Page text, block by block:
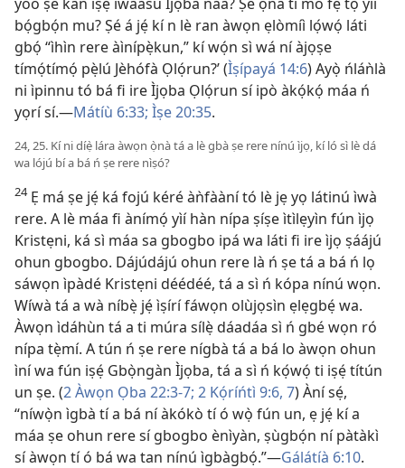
bọ́gbọ́n mu? Ṣé á jẹ́ kí n lè ran àwọn ẹlòmíì lọ́wọ́ láti
gbọ́ “ìhìn rere àìnípẹ̀kun,” kí wọ́n sì wá ní àjọṣe
tímọ́tímọ́ pẹ̀lú Jèhófà Ọlọ́run?’ (Ìṣípayá 14:6) Ayọ̀ ńláǹlà
ni ìpinnu tó bá fi ire Ìjọba Ọlọ́run sí ipò àkọ́kọ́ máa ń
yọrí sí.—Mátíù 6:33; Ìṣe 20:35.
24, 25. Kí ni díẹ̀ lára àwọn ọ̀nà tá a lè gbà ṣe rere nínú ìjọ, kí ló sì lè dá
wa lójú bí a bá ń ṣe rere nìṣó?
24Ẹ má ṣe jẹ́ ká fojú kéré àǹfààní tó lè jẹ yọ látinú ìwà
rere. A lè máa fi ànímọ́ yìí hàn nípa ṣíṣe ìtìlẹyìn fún ìjọ
Kristẹni, ká sì máa sa gbogbo ipá wa láti fi ire ìjọ ṣáájú
ohun gbogbo. Dájúdájú ohun rere là ń ṣe tá a bá ń lọ
sáwọn ìpàdé Kristẹni déédéé, tá a sì ń kópa nínú wọn.
Wíwà tá a wà níbẹ̀ jẹ́ ìṣírí fáwọn olùjọsìn ẹlẹgbẹ́ wa.
Àwọn ìdáhùn tá a ti múra sílẹ̀ dáadáa sì ń gbé wọn ró
nípa tẹ̀mí. A tún ń ṣe rere nígbà tá a bá lo àwọn ohun
ìní wa fún iṣẹ́ Gbọ̀ngàn Ìjọba, tá a sì ń kọ́wọ́ ti iṣẹ́ títún
un ṣe. (2 Àwọn Ọba 22:3-7; 2 Kọ́ríńtì 9:6, 7) Àní sẹ́,
“níwọ̀n ìgbà tí a bá ní àkókò tí ó wọ̀ fún un, ẹ jẹ́ kí a
máa ṣe ohun rere sí gbogbo ènìyàn, ṣùgbọ́n ní pàtàkì
sí àwọn tí ó bá wa tan nínú ìgbàgbọ́.”—Gálátíà 6:10.